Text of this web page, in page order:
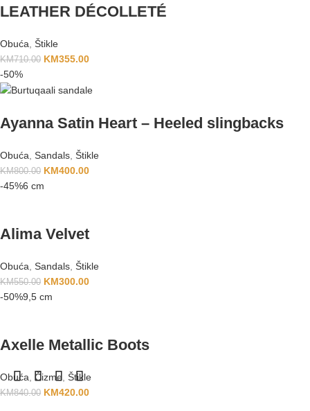
LEATHER DÉCOLLETÉ
Obuća Štikle
KM710.00 KM355.00
-50%
Ayanna Satin Heart – Heeled slingbacks
Obuća, Sandals, Štikle
KM800.00 KM400.00
-45%6 cm
Alima Velvet
Obuća, Sandals, Štikle
KM550.00 KM300.00
-50%9,5 cm
Axelle Metallic Boots
Obuća, Čizme, Štikle
KM840.00 KM420.00